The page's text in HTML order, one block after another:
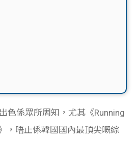
色係眾所周知，尤其《Running
，唔止係韓國國內最頂尖嘅綜